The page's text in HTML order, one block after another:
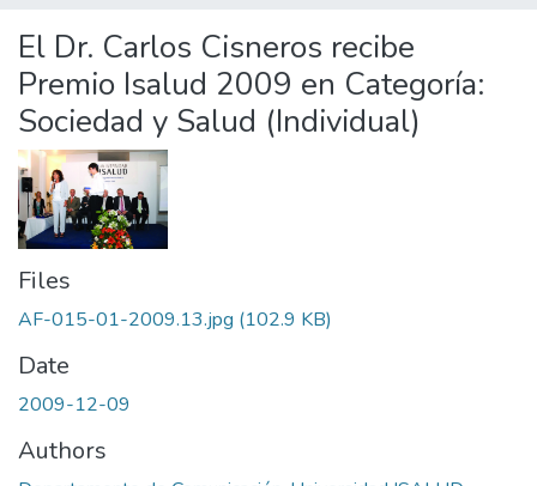
El Dr. Carlos Cisneros recibe
Premio Isalud 2009 en Categoría:
Sociedad y Salud (Individual)
Files
AF-015-01-2009.13.jpg (102.9 KB)
Date
2009-12-09
Authors